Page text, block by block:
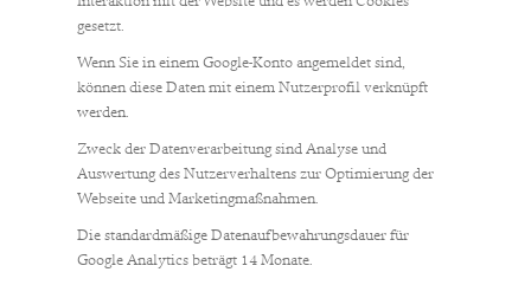
gesetzt.
Wenn Sie in einem Google-Konto angemeldet sind,
können diese Daten mit einem Nutzerprofil verknüpft
werden.
Zweck der Datenverarbeitung sind Analyse und
Auswertung des Nutzerverhaltens zur Optimierung der
Webseite und Marketingmaßnahmen.
Die standardmäßige Datenaufbewahrungsdauer für
Google Analytics beträgt 14 Monate.